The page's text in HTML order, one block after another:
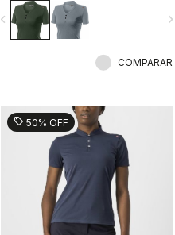
navigate_before
COMPARAR
sell 50% OFF